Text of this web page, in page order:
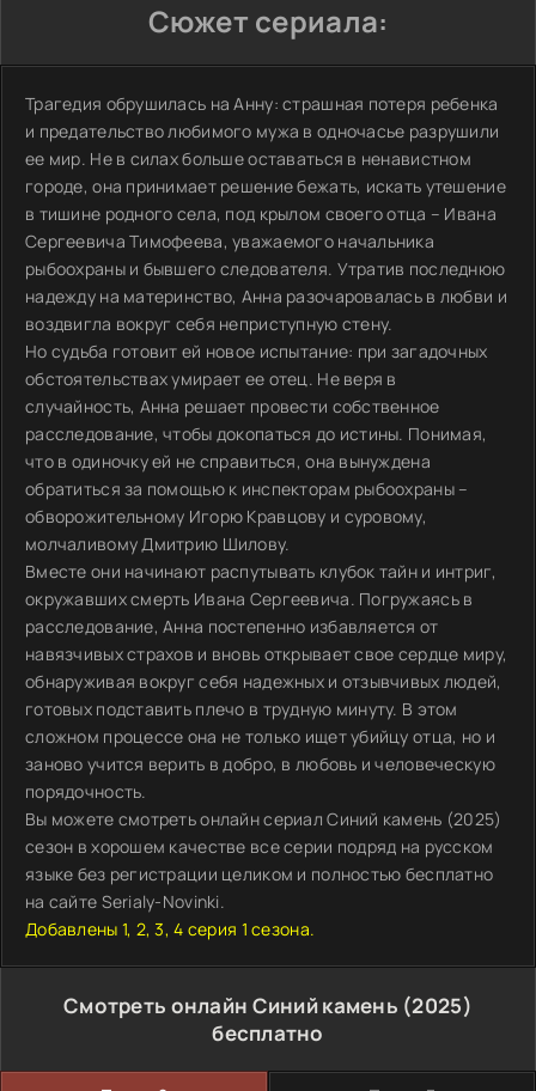
Сюжет сериала:
Трагедия обрушилась на Анну: страшная потеря ребенка
и предательство любимого мужа в одночасье разрушили
ее мир. Не в силах больше оставаться в ненавистном
городе, она принимает решение бежать, искать утешение
в тишине родного села, под крылом своего отца – Ивана
Сергеевича Тимофеева, уважаемого начальника
рыбоохраны и бывшего следователя. Утратив последнюю
надежду на материнство, Анна разочаровалась в любви и
воздвигла вокруг себя неприступную стену.
Но судьба готовит ей новое испытание: при загадочных
обстоятельствах умирает ее отец. Не веря в
случайность, Анна решает провести собственное
расследование, чтобы докопаться до истины. Понимая,
что в одиночку ей не справиться, она вынуждена
обратиться за помощью к инспекторам рыбоохраны –
обворожительному Игорю Кравцову и суровому,
молчаливому Дмитрию Шилову.
Вместе они начинают распутывать клубок тайн и интриг,
окружавших смерть Ивана Сергеевича. Погружаясь в
расследование, Анна постепенно избавляется от
навязчивых страхов и вновь открывает свое сердце миру,
обнаруживая вокруг себя надежных и отзывчивых людей,
готовых подставить плечо в трудную минуту. В этом
сложном процессе она не только ищет убийцу отца, но и
заново учится верить в добро, в любовь и человеческую
порядочность.
Вы можете смотреть онлайн сериал Синий камень (2025)
сезон в хорошем качестве все серии подряд на русском
языке без регистрации целиком и полностью бесплатно
на сайте Serialy-Novinki.
Добавлены 1, 2, 3, 4 серия 1 сезона.
Смотреть онлайн Синий камень (2025)
бесплатно